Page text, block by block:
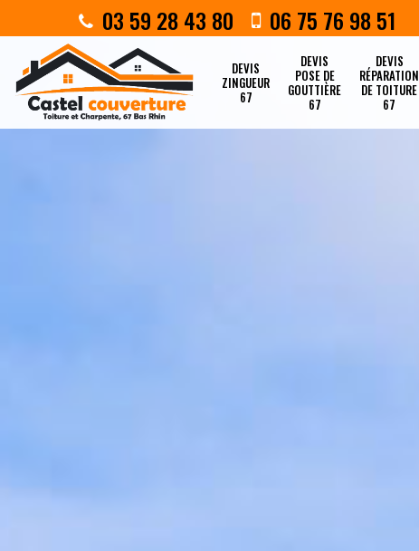
03 59 28 43 80 06 75 76 98 51
DEVIS
ZINGUEUR
67
DEVIS
POSE DE
GOUTTIÈRE
67
DEVIS
RÉPARATION
DE TOITURE
67